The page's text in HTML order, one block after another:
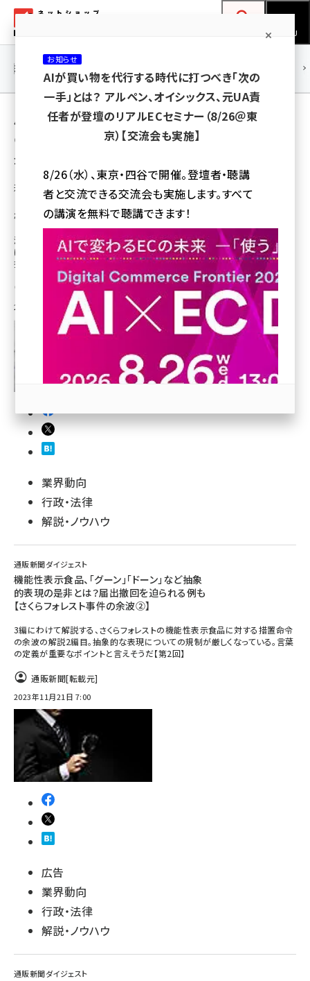
ン
ネットショップ担当者フォーラム
MENU
yahoo (1901)
楽天 (1871)
アスクル (1119)
base (1077)
ビィ・フォアード (773)
revico (740)
連載・特集 |
用語「さくらフォレスト」 が使われている記事
の一覧
全 3 記事中 1 ～ 3 を表示中
通販新聞ダイジェスト
【さくらフォレスト事件の余波】機能性表示の
根拠めぐる問題、基準の不明確さに波紋
消費者庁の食品表示対策課がさくらフォレストに対し、機能性表示の届け出
に「科学的根拠に欠ける」とみなした処分から端を発した、機能性表示の「根
拠」をめぐる問題。現況と業界への波紋はどのようなものか
[転載元]
2023年8月31日 8:00
業界動向
行政・法律
解説・ノウハウ
通販新聞ダイジェスト
機能性表示食品、「グーン」「ドーン」など抽象
的表現の是非とは？届出撤回を迫られる例も
【さくらフォレスト事件の余波②】
3編にわけて解説する、さくらフォレストの機能性表示食品に対する措置命令
の余波の解説2編目。抽象的な表現についての規制が厳しくなっている。言葉
の定義が重要なポイントと言えそうだ【第2回】
通販新聞[転載元]
2023年11月21日 7:00
広告
業界動向
行政・法律
解説・ノウハウ
通販新聞ダイジェスト
お知らせ
AIが買い物を代行する時代に打つべき「次の
一手」とは？ アルペン、オイシックス、元UA責
任者が登壇のリアルECセミナー（8/26＠東
京）【交流会も実施】
8/26（水）、東京・四谷で開催。登壇者・聴講
者と交流できる交流会も実施します。すべて
の講演を無料で聴講できます！